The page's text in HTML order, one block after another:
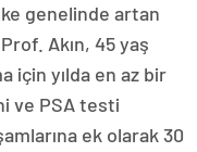
genelinde artan
Akın, 45 yaş
için yılda en az bir
ve PSA testi
ek olarak 30